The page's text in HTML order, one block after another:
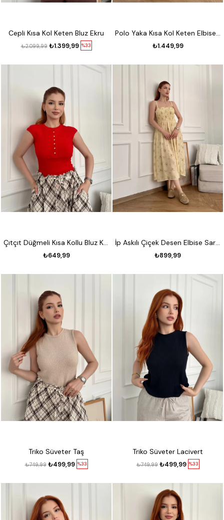
Cepli Kısa Kol Keten Bluz Ekru
%33
₺1.399,99
₺2.099,99
Polo Yaka Kısa Kol Keten Elbise Koyu bej
₺1.449,99
₺649,99 ₺899,99
Triko Süveter Taş
%33
₺499,99
₺749,99
Triko Süveter Lacivert
%33
₺499,99
₺749,99